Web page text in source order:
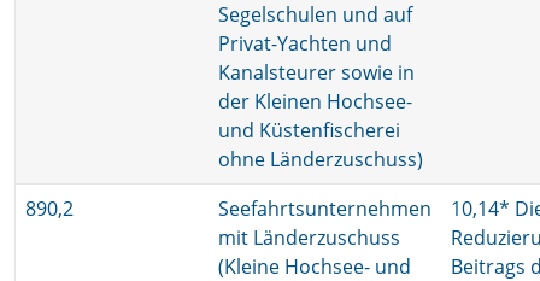
Segelschulen und auf
Privat-Yachten und
Kanalsteurer sowie in
der Kleinen Hochsee-
und Küstenfischerei
ohne Länderzuschuss)
890,2
Seefahrtsunternehmen
mit Länderzuschuss
(Kleine Hochsee- und
10,14*
Beitrags